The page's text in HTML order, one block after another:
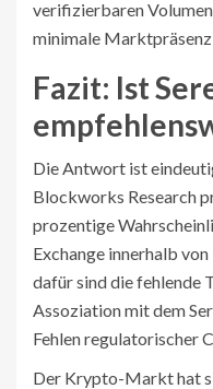
verifizierbaren
minimale Marktpräsenz
Fazit: Ist
Die Antwort ist
Blockworks Research
prozentige
Exchange innerhalb
dafür sind die fehlende
Assoziation mit dem
Fehlen regulatorischer
Der Krypto-Markt hat